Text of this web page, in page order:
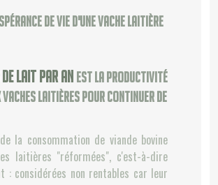
de vie d'une vache laitière
lait par an est la productivité
vaches laitières pour continuer de
la consommation de viande bovine
laitières "réformées", c'est-à-dire
: considérées non rentables car leur